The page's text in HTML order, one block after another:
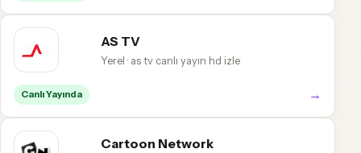
AS TV
Yerel · as tv canlı yayın hd izle
Canlı Yayında →
Cartoon Network